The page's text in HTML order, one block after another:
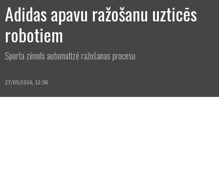
Adidas apavu ražošanu uzticēs
robotiem
Sporta zīmols automatizē ražošanas procesu
27/05/2016, 12:56